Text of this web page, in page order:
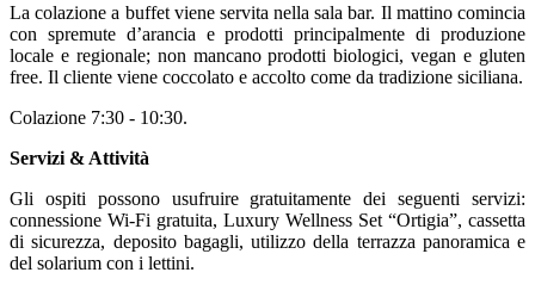
La colazione a buffet viene servita nella sala bar. Il mattino comincia
con spremute d’arancia e prodotti principalmente di produzione
locale e regionale; non mancano prodotti biologici, vegan e gluten
free. Il cliente viene coccolato e accolto come da tradizione siciliana.
Colazione 7:30 - 10:30.
Servizi & Attività
Gli ospiti possono usufruire gratuitamente dei seguenti servizi:
connessione Wi-Fi gratuita, Luxury Wellness Set “Ortigia”, cassetta
di sicurezza, deposito bagagli, utilizzo della terrazza panoramica e
del solarium con i lettini.